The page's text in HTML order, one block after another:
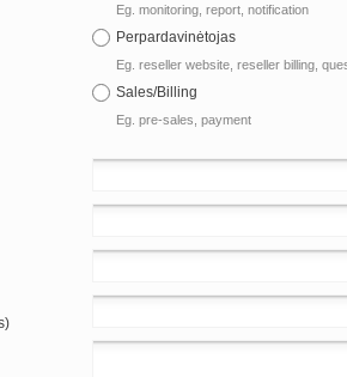
Eg. monitoring, report, notification
Perpardavinėtojas
Eg. reseller website, reseller billing,
Sales/Billing
Eg. pre-sales, payment